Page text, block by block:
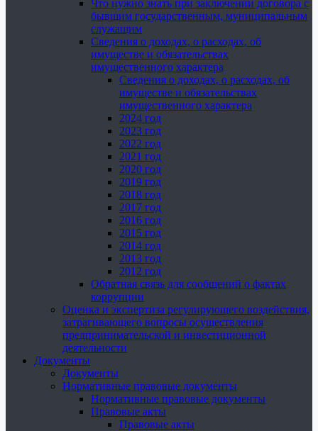
Что нужно знать при заключении договора с
бывшим государственным, муниципальным
служащим
Сведения о доходах, о расходах, об
имуществе и обязательствах
имущественного характера
Сведения о доходах, о расходах, об
имуществе и обязательствах
имущественного характера
2024 год
2023 год
2022 год
2021 год
2020 год
2019 год
2018 год
2017 год
2016 год
2015 год
2014 год
2013 год
2012 год
Обратная связь для сообщений о фактах
коррупции
Оценка и экспертиза регулирующего воздействия,
затрагивающего вопросы осуществления
предпринимательской и инвестиционной
деятельности
Документы
Документы
Нормативные правовые документы
Нормативные правовые документы
Правовые акты
Правовые акты